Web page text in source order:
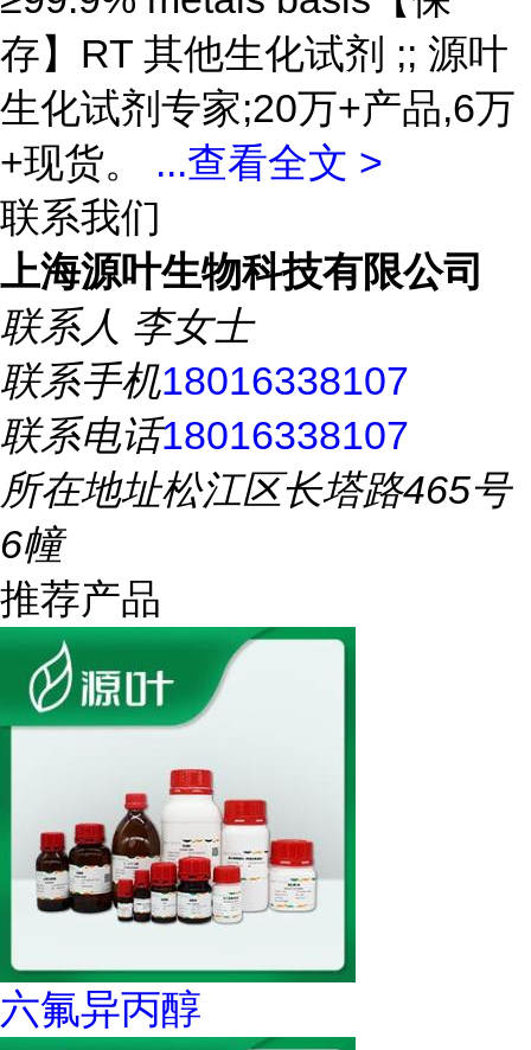
存】RT 其他生化试剂 ;; 源叶
生化试剂专家;20万+产品,6万
+现货。 ...查看全文 >
联系我们
上海源叶生物科技有限公司
联系人 李女士
联系手机18016338107
联系电话18016338107
所在地址松江区长塔路465号
6幢
推荐产品
六氟异丙醇